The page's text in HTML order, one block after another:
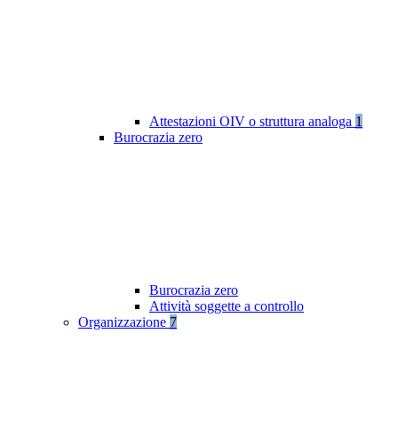
Attestazioni OIV o struttura analoga 1
Burocrazia zero
Burocrazia zero
Attività soggette a controllo
Organizzazione 7